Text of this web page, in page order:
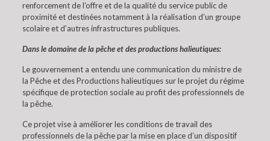
renforcement de l’offre et de la qualité du service public de
proximité et destinées notamment à la réalisation d’un groupe
scolaire et d’autres infrastructures publiques.
Dans le domaine de la pêche et des productions halieutiques:
Le gouvernement a entendu une communication du ministre de
la Pêche et des Productions halieutiques sur le projet du régime
spécifique de protection sociale au profit des professionnels de
la pêche.
Ce projet vise à améliorer les conditions de travail des
professionnels de la pêche par la mise en place d’un dispositif